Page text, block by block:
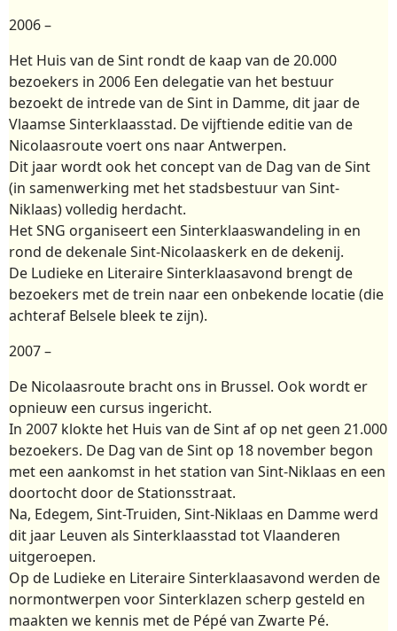
2006 –
Het Huis van de Sint rondt de kaap van de 20.000
bezoekers in 2006 Een delegatie van het bestuur
bezoekt de intrede van de Sint in Damme, dit jaar de
Vlaamse Sinterklaasstad. De vijftiende editie van de
Nicolaasroute voert ons naar Antwerpen.
Dit jaar wordt ook het concept van de Dag van de Sint
(in samenwerking met het stadsbestuur van Sint-
Niklaas) volledig herdacht.
Het SNG organiseert een Sinterklaaswandeling in en
rond de dekenale Sint-Nicolaaskerk en de dekenij.
De Ludieke en Literaire Sinterklaasavond brengt de
bezoekers met de trein naar een onbekende locatie (die
achteraf Belsele bleek te zijn).
2007 –
De Nicolaasroute bracht ons in Brussel. Ook wordt er
opnieuw een cursus ingericht.
In 2007 klokte het Huis van de Sint af op net geen 21.000
bezoekers. De Dag van de Sint op 18 november begon
met een aankomst in het station van Sint-Niklaas en een
doortocht door de Stationsstraat.
Na, Edegem, Sint-Truiden, Sint-Niklaas en Damme werd
dit jaar Leuven als Sinterklaasstad tot Vlaanderen
uitgeroepen.
Op de Ludieke en Literaire Sinterklaasavond werden de
normontwerpen voor Sinterklazen scherp gesteld en
maakten we kennis met de Pépé van Zwarte Pé.